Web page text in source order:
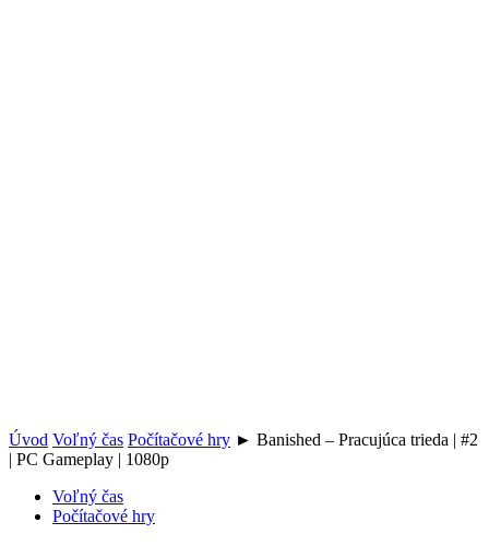
Úvod Voľný čas Počítačové hry ► Banished – Pracujúca trieda | #2
| PC Gameplay | 1080p
Voľný čas
Počítačové hry